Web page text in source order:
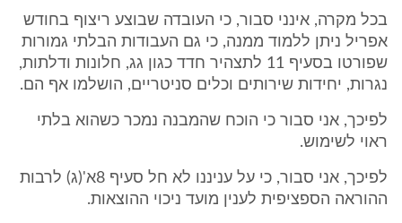
בכל מקרה, אינני סבור, כי העובדה שבוצע ריצוף בחודש
אפריל ניתן ללמוד ממנה, כי גם העבודות הבלתי גמורות
שפורטו בסעיף 11 לתצהיר חדד כגון גג, חלונות ודלתות,
נגרות, יחידות שירותים וכלים סניטריים, הושלמו אף הם.
לפיכך, אני סבור כי הוכח שהמבנה נמכר כשהוא בלתי
ראוי לשימוש.
לפיכך, אני סבור, כי על עניננו לא חל סעיף 8א'(ג) לרבות
ההוראה הספציפית לענין מועד ניכוי ההוצאות.